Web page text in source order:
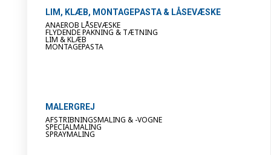
LIM, KLÆB, MONTAGEPASTA & LÅSEVÆSKE
ANAEROB LÅSEVÆSKE
FLYDENDE PAKNING & TÆTNING
LIM & KLÆB
MONTAGEPASTA
MALERGREJ
AFSTRIBNINGSMALING & -VOGNE
SPECIALMALING
SPRAYMALING